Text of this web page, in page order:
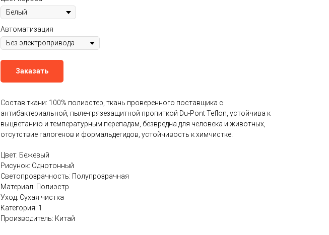
Автоматизация
Заказать
Состав ткани: 100% полиэстер, ткань проверенного поставщика с
антибактериальной, пыле-грязезащитной пропиткой Du-Pont Teflon, устойчива к
выцветанию и температурным перепадам, безвредна для человека и животных,
отсутствие галогенов и формальдегидов, устойчивость к химчистке.
Цвет: Бежевый
Рисунок: Однотонный
Светопрозрачность: Полупрозрачная
Материал: Полиэстр
Уход: Сухая чистка
Категория: 1
Производитель: Китай